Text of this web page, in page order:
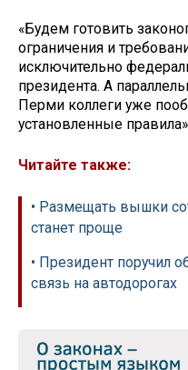
«Будем готовить
ограничения и
исключительно
президента. А
Перми коллеги уже
установленные
Читайте также:
• Размещать вышки
станет проще
• Президент поручил
связь на автодорогах